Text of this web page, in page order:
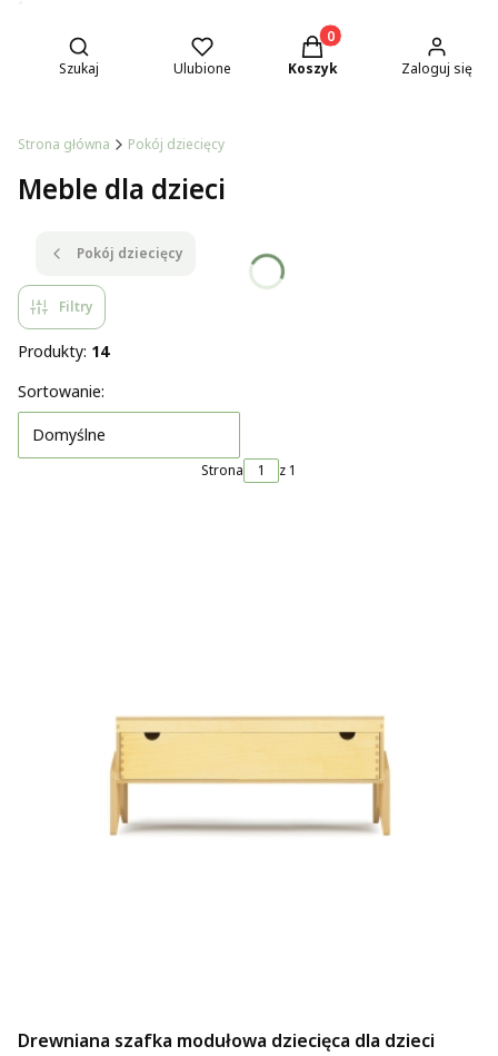
Otwórz wyszukiwarkę
Szukaj Ulubione
Produkty w koszyku: 0.
Koszyk Zaloguj się
Strona główna Pokój dziecięcy
Meble dla dzieci
Pokój dziecięcy
Filtry
Produkty: 14
Lista produktów
Sortowanie:
Domyślne
Strona z 1
Drewniana szafka modułowa dziecięca dla dzieci